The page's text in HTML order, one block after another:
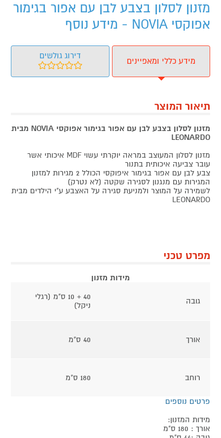
מזנון לסלון בצבע לבן עם אפור בגימור
אפוקסי NOVIA - מידע נוסף
מידע כללי ומאפיינים
דירוג גולשים
תיאור המוצר
מזנון לסלון בצבע לבן עם אפור בגימור אפוקסי NOVIA
מבית
LEONARDO
מזנון לסלון המעוצב במראה יוקרתי עשוי MDF איכותי אשר
עובר צביעה איכותית בתנור
צבע לבן עם אפור בגימור איפוקסי הכולל 2 מגירות למזנון
המגירות עם מנגנון לסגירה שקטה (לא נטרק)
לשמירה על המוצר ולמניעת סגירה על האצבע ע"י הילדים מבית
LEONARDO
מפרט טכני
מידות מזנון
גובה
40 + 10 ס"מ (רגלי
ניקל)
אורך 40 ס"מ
רוחב 180 ס"מ
פרטים נוספים
מידות המזנון:
אורך : 180 ס"מ